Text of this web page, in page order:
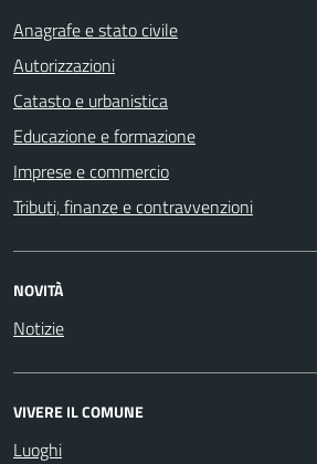
Anagrafe e stato civile
Autorizzazioni
Catasto e urbanistica
Educazione e formazione
Imprese e commercio
Tributi, finanze e contravvenzioni
NOVITÀ
Notizie
VIVERE IL COMUNE
Luoghi